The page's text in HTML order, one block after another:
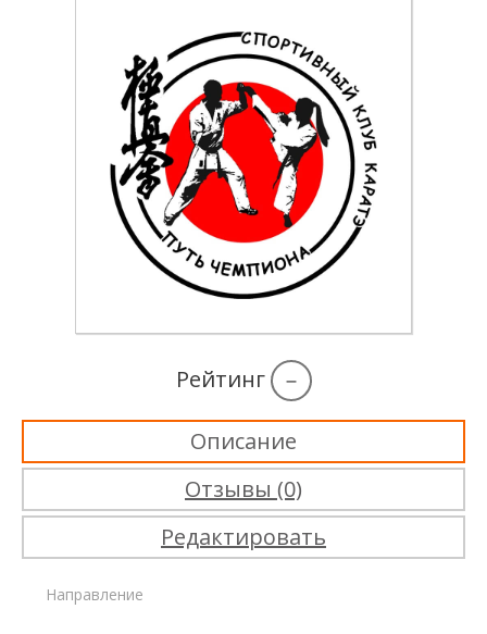
Рейтинг –
Описание
Отзывы (0)
Редактировать
Направление